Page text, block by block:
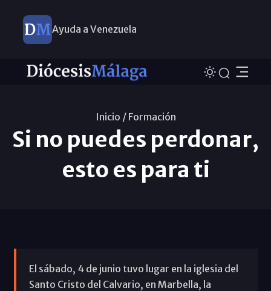
Ayuda a Venezuela
Inicio / Formación
Si no puedes perdonar,
esto es para ti
El sábado, 4 de junio tuvo lugar en la iglesia del
Santo Cristo del Calvario, en Marbella, la